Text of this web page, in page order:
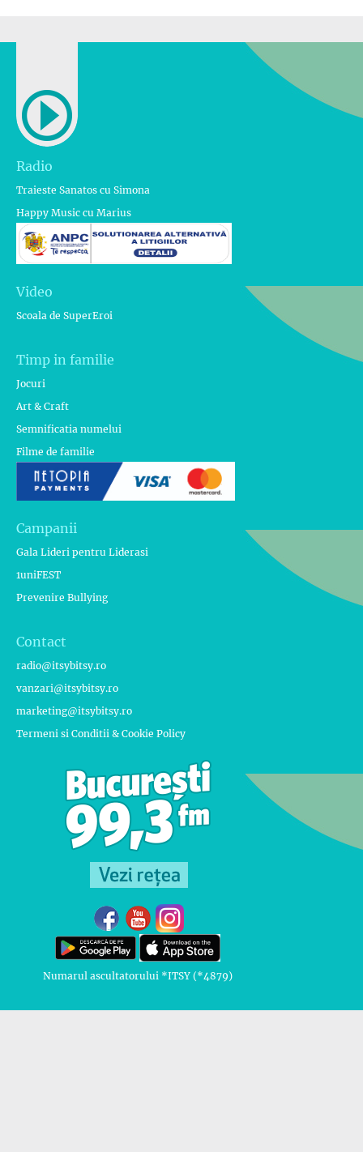
Radio
Traieste Sanatos cu Simona
Happy Music cu Marius
Video
Scoala de SuperEroi
Timp in familie
Jocuri
Art & Craft
Semnificatia numelui
Filme de familie
Campanii
Gala Lideri pentru Liderasi
1uniFEST
Prevenire Bullying
Contact
radio@itsybitsy.ro
vanzari@itsybitsy.ro
marketing@itsybitsy.ro
Termeni si Conditii & Cookie Policy
Numarul ascultatorului *ITSY (*4879)